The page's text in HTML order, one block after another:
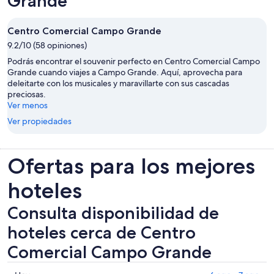
Centro Comercial Campo Grande
9.2/10 (58 opiniones)
Podrás encontrar el souvenir perfecto en Centro Comercial Campo
Grande cuando viajes a Campo Grande. Aquí, aprovecha para
deleitarte con los musicales y maravillarte con sus cascadas
preciosas.
Ver menos
Ver propiedades
Ofertas para los mejores
hoteles
Consulta disponibilidad de
hoteles cerca de Centro
Comercial Campo Grande